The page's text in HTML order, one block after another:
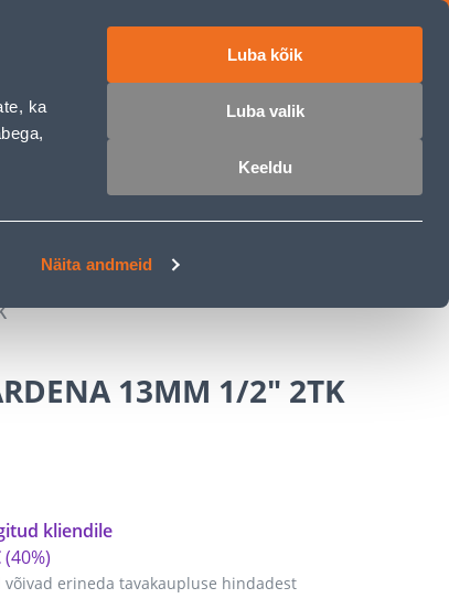
ka
Näita andmeid
Luba kõik
Luba valik
Keeldu
13MM 1/2" 2TK
võivad erineda tavakaupluse hindadest
(40%)
kliendile